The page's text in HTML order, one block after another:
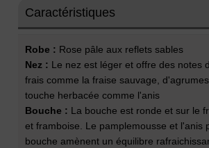
Caractéristiques
Robe : Rose pâle aux reflets sables
Nez : Le nez est léger et offre des notes
frais comme la fraise sauvage,
touche herbacée comme l'anis
Bouche : La bouche est ronde et sur le
et framboise. Le pamplemousse et l'anis
bouche amènent un équilibre